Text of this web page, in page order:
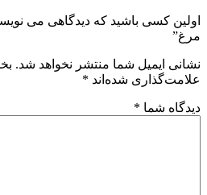
اولین کسی باشید که دیدگاهی می
مرغ”
نشانی ایمیل شما منتشر نخواهد شد.
علامت‌گذاری شده‌اند *
دیدگاه شما *